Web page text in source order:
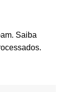
Saiba
.